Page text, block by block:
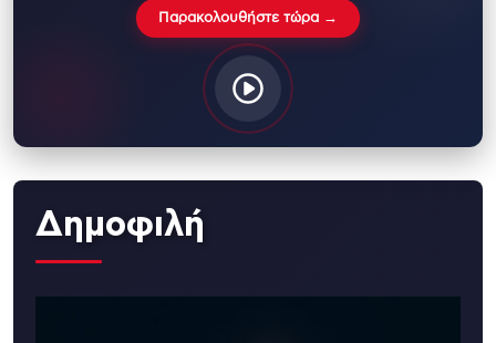
Παρακολουθήστε τώρα →
Δημοφιλή